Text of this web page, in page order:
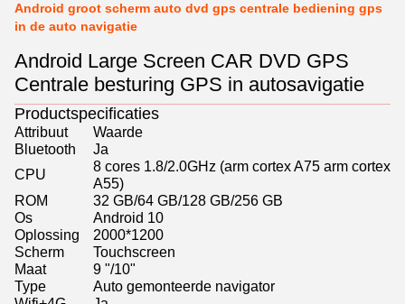
Android groot scherm auto dvd gps centrale bediening gps
in de auto navigatie
Android Large Screen CAR DVD GPS
Centrale besturing GPS in autosavigatie
Productspecificaties
Attribuut
Waarde
Bluetooth
Ja
CPU
8 cores 1.8/2.0GHz (arm cortex A75 arm cortex
A55)
ROM
32 GB/64 GB/128 GB/256 GB
Os
Android 10
Oplossing
2000*1200
Scherm
Touchscreen
Maat
9 "/10"
Type
Auto gemonteerde navigator